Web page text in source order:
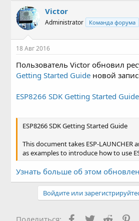
Victor
Administrator Команда форума
18 Авг 2016
Пользователь Victor обновил
Getting Started Guide новой
ESP8266 SDK Getting Started Guide
ESP8266 SDK Getting Started Guide
This document takes ESP-LAUNCHER
as examples to introduce how to use
Узнать больше об этом
Войдите или
Поделиться: Facebook
TwitterReddit